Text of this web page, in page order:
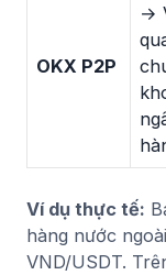
OKX P2P
→
Ví dụ thực tế:
hàng nước
VND/USDT.